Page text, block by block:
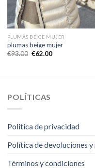
PLUMAS BEIGE MUJER
plumas beige mujer
€93.00 €62.00
POLÍTICAS
Politica de privacidad
Política de devoluciones
Términos y condiciones